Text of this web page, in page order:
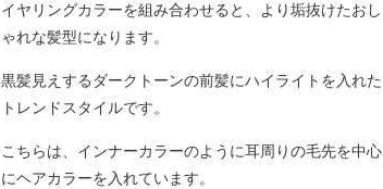
イヤリングカラーを組み合わせると、より垢抜けたおし
ゃれな髪型になります。
黒髪見えするダークトーンの前髪にハイライトを入れた
トレンドスタイルです。
こちらは、インナーカラーのように耳周りの毛先を中心
にヘアカラーを入れています。